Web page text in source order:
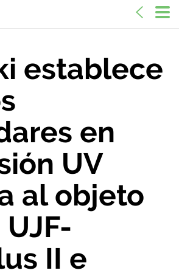
establece
en
UV
al objeto
II e